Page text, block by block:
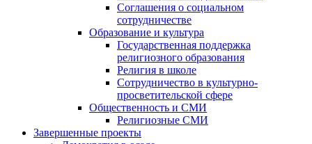
Соглашения о социальном
сотрудничестве
Образование и культура
Государственная поддержка
религиозного образования
Религия в школе
Сотрудничество в культурно-
просветительской сфере
Общественность и СМИ
Религиозные СМИ
Завершенные проекты